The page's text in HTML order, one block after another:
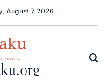
August 7 2026